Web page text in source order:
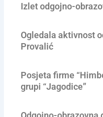
Izlet odgojno-
Ogledala aktivnost
Provalić
Posjeta firme
grupi “Jagodice”